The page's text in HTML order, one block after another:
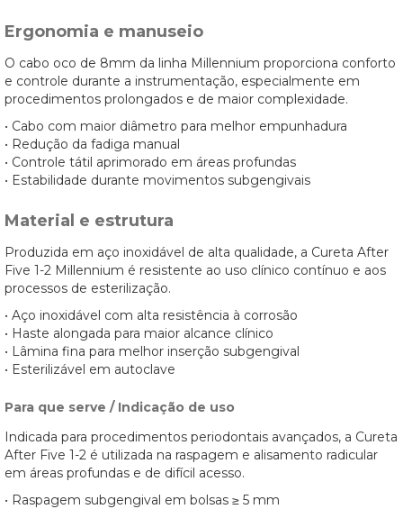
Ergonomia e manuseio
O cabo oco de 8mm da linha Millennium proporciona conforto
e controle durante a instrumentação, especialmente em
procedimentos prolongados e de maior complexidade.
• Cabo com maior diâmetro para melhor empunhadura
• Redução da fadiga manual
• Controle tátil aprimorado em áreas profundas
• Estabilidade durante movimentos subgengivais
Material e estrutura
Produzida em aço inoxidável de alta qualidade, a Cureta After
Five 1-2 Millennium é resistente ao uso clínico contínuo e aos
processos de esterilização.
• Aço inoxidável com alta resistência à corrosão
• Haste alongada para maior alcance clínico
• Lâmina fina para melhor inserção subgengival
• Esterilizável em autoclave
Para que serve / Indicação de uso
Indicada para procedimentos periodontais avançados, a Cureta
After Five 1-2 é utilizada na raspagem e alisamento radicular
em áreas profundas e de difícil acesso.
• Raspagem subgengival em bolsas ≥ 5 mm